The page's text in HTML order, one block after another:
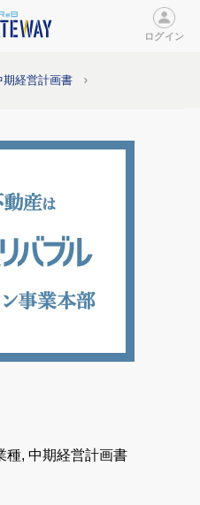
ログイン
経営計画書
種, 中期経営計画書